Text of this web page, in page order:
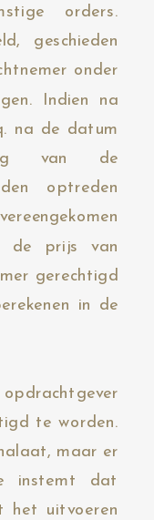
orders.
geschieden
onder
Indien na
na de datum
van de
optreden
de prijs van
gerechtigd
in de
te worden.
maar er
instemt dat
het uitvoeren